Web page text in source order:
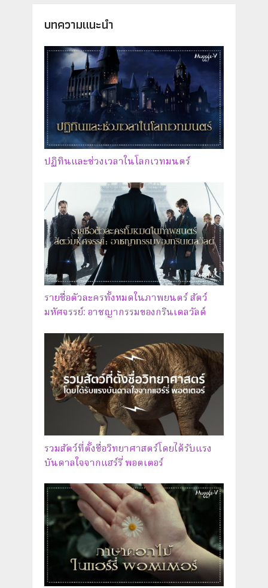
บทความแนะนำ
ปฏิทินและช่วงเวลาในโลกเวทมนตร์
รายชื่อตัวละครทั้งหมดในภาพยนตร์ สัตว์
มหัศจรรย์: อาชญากรรมของกรินเดลวัลด์
รวมสัตว์ที่ตั้งชื่อวิทยาศาสตร์โดยได้รับแรง
บันดาลใจจากแฮร์รี่ พอตเตอร์